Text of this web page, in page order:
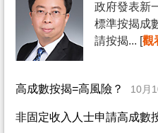
政府發表新
標準按揭成
請按揭... [觀
高成數按揭=高風險？ 10月
非固定收入人士申請高成數